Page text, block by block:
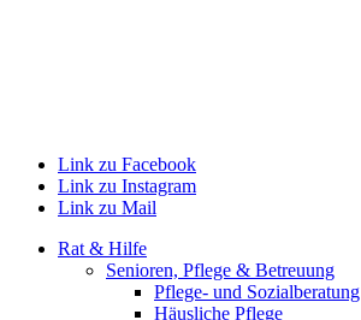
Link zu Facebook
Link zu Instagram
Link zu Mail
Rat & Hilfe
Senioren, Pflege & Betreuung
Pflege- und Sozialberatung
Häusliche Pflege